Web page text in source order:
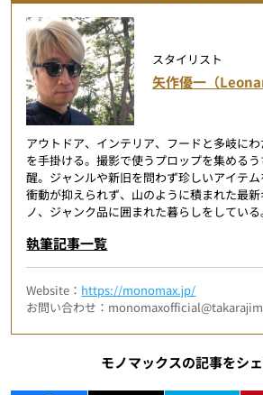
スタイリスト
矢作優一（
アウトドア、インテリア、フードと多岐に
を手掛ける。撮影で使うプロップを集める
醒。ジャンルや新旧を問わず珍しいアイテ
衝動が抑えられず、山のように積まれた最
ノ、ジャンク品に囲まれた暮らしをしている
執筆記事一覧
Website： https://monomax.jp/
お問い合わせ：
モノマックスの記事をシ